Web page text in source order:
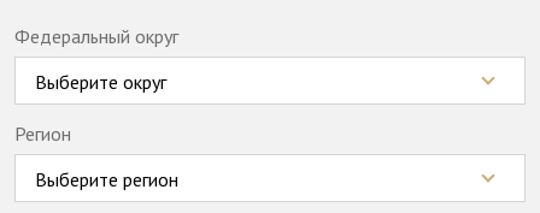
Федеральный округ
Выберите округ
Регион
Выберите регион